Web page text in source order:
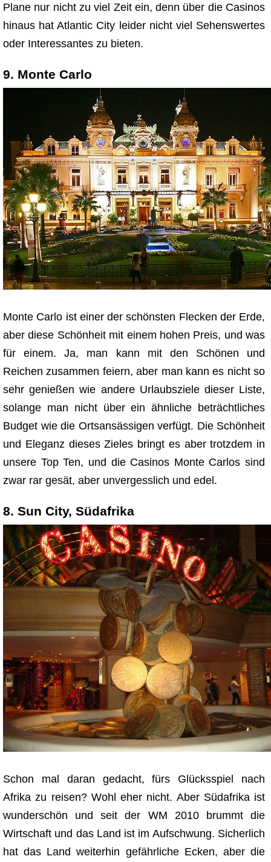
Plane nur nicht zu viel Zeit ein, denn über die Casinos
hinaus hat Atlantic City leider nicht viel Sehenswertes
oder Interessantes zu bieten.
9. Monte Carlo
Monte Carlo ist einer der schönsten Flecken der Erde,
aber diese Schönheit mit einem hohen Preis, und was
für einem. Ja, man kann mit den Schönen und
Reichen zusammen feiern, aber man kann es nicht so
sehr genießen wie andere Urlaubsziele dieser Liste,
solange man nicht über ein ähnliche beträchtliches
Budget wie die Ortsansässigen verfügt. Die Schönheit
und Eleganz dieses Zieles bringt es aber trotzdem in
unsere Top Ten, und die Casinos Monte Carlos sind
zwar rar gesät, aber unvergesslich und edel.
8. Sun City, Südafrika
Schon mal daran gedacht, fürs Glücksspiel nach
Afrika zu reisen? Wohl eher nicht. Aber Südafrika ist
wunderschön und seit der WM 2010 brummt die
Wirtschaft und das Land ist im Aufschwung. Sicherlich
hat das Land weiterhin gefährliche Ecken, aber die